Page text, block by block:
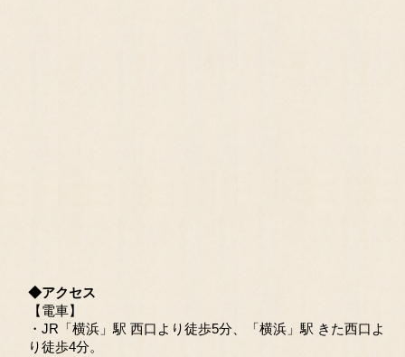
◆アクセス
【電車】
・JR「横浜」駅 西口より徒歩5分、「横浜」駅 きた西口よ
り徒歩4分。